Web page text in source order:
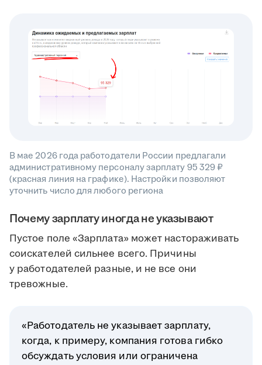
В мае 2026 года работодатели России предлагали
административному персоналу зарплату 95 329 ₽
(красная линия на графике). Настройки позволяют
уточнить число для любого региона
Почему зарплату иногда не указывают
Пустое поле «Зарплата» может настораживать
соискателей сильнее всего. Причины
у работодателей разные, и не все они
тревожные.
«Работодатель не указывает зарплату,
когда, к примеру, компания готова гибко
обсуждать условия или ограничена